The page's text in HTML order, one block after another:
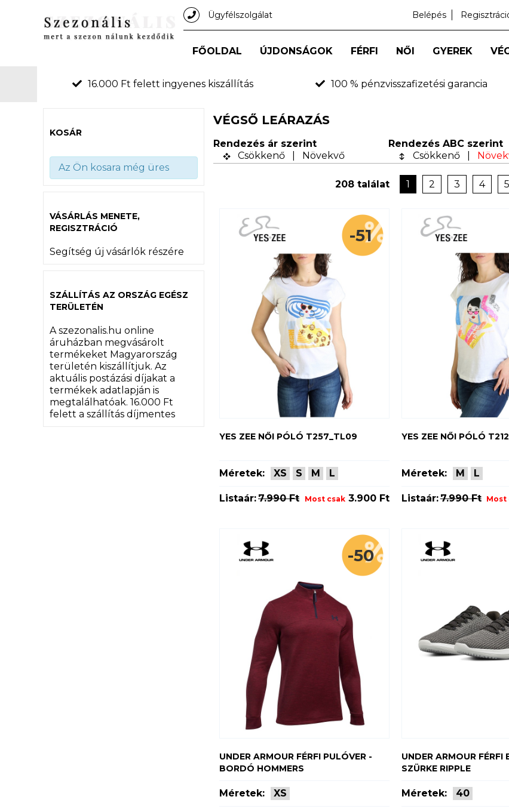
Ügyfélszolgálat Belépés
FŐOLDAL ÚJDONSÁGOK FÉRFI NŐI GYEREK
16.000 Ft felett ingyenes kiszállítás 100 % pénzvisszafizetési garancia
KOSÁR
Az Ön kosara még üres
VÁSÁRLÁS MENETE,
REGISZTRÁCIÓ
Segítség új vásárlók részére
SZÁLLÍTÁS AZ ORSZÁG EGÉSZ
TERÜLETÉN
A szezonalis.hu online
áruházban megvásárolt
termékeket Magyarország
területén kiszállítjuk. Az
aktuális postázási díjakat a
termékek adatlapján is
megtalálhatóak. 16.000 Ft
felett a szállítás díjmentes
VÉGSŐ LEÁRAZÁS
Rendezés ár szerint
Csökkenő
Növekvő
Rendezés ABC szerint
Csökkenő
208 találat 1 2 3 4 5
-51
YES ZEE NŐI PÓLÓ T257_TL09
Méretek: XS S M L
Listaár:7.990 Ft Most csak3.900 Ft
YES ZEE NŐI PÓLÓ
Méretek: M L
Listaár:7.990 Ft Most
-50
UNDER ARMOUR FÉRFI PULÓVER -
BORDÓ HOMMERS
Méretek: XS
UNDER ARMOUR FÉRFI
SZÜRKE RIPPLE
Méretek: 40